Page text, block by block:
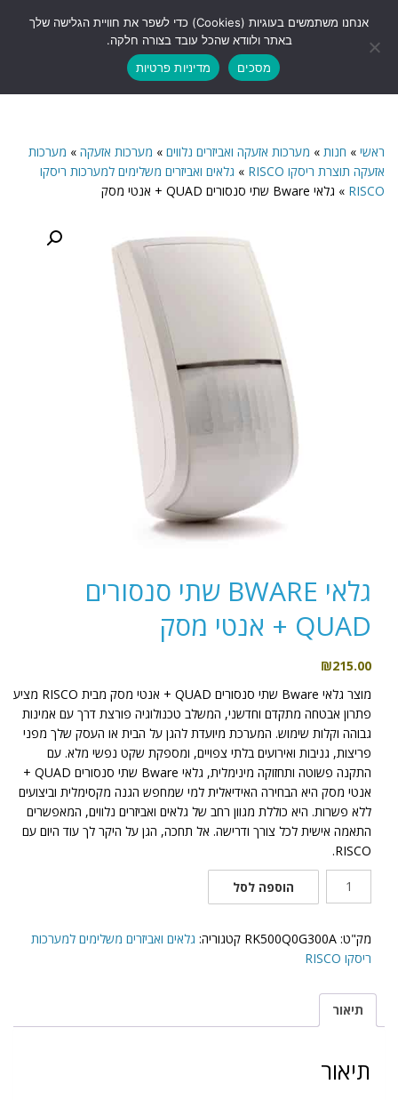
תפריט
ראשי » חנות » מערכות אזעקה ואביזרים נלווים » מערכות אזעקה » מערכות
אזעקה תוצרת ריסקו RISCO
» גלאים ואביזרים משלימים למערכות ריסקו
RISCO
» גלאי Bware שתי סנסורים QUAD + אנטי מסק
גלאי BWARE שתי סנסורים
QUAD + אנטי מסק
₪215.00
מוצר גלאי Bware שתי סנסורים QUAD + אנטי מסק מבית RISCO מציע
פתרון אבטחה מתקדם וחדשני, המשלב טכנולוגיה פורצת דרך עם אמינות
גבוהה וקלות שימוש. המערכת מיועדת להגן על הבית או העסק שלך מפני
פריצות, גניבות ואירועים בלתי צפויים, ומספקת שקט נפשי מלא. עם
התקנה פשוטה ותחזוקה מינימלית, גלאי Bware שתי סנסורים QUAD +
אנטי מסק היא הבחירה האידיאלית למי שמחפש הגנה מקסימלית וביצועים
ללא פשרות. היא כוללת מגוון רחב של גלאים ואביזרים נלווים, המאפשרים
התאמה אישית לכל צורך ודרישה. אל תחכה, הגן על היקר לך עוד היום עם
RISCO.
כמות
Bware
שתי
QUAD
הוספה לסל
מק"ט: RK500Q0G300A קטגוריה: גלאים ואביזרים משלימים למערכות
ריסקו RISCO
תיאור
תיאור
אנחנו משתמשים בעוגיות (Cookies) כדי לשפר את חוויית הגלישה שלך
באתר ולוודא שהכל עובד בצורה חלקה.
מסכים
מדיניות פרטיות